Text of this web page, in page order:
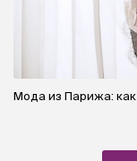
Мода из Парижа: